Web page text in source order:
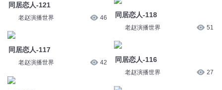
同居恋人-121
老赵演播世界 46
同居恋人-117
老赵演播世界 42
同居恋人-118
老赵演播世界 51
同居恋人-116
老赵演播世界 27